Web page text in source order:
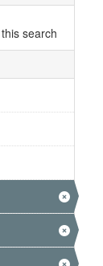
search